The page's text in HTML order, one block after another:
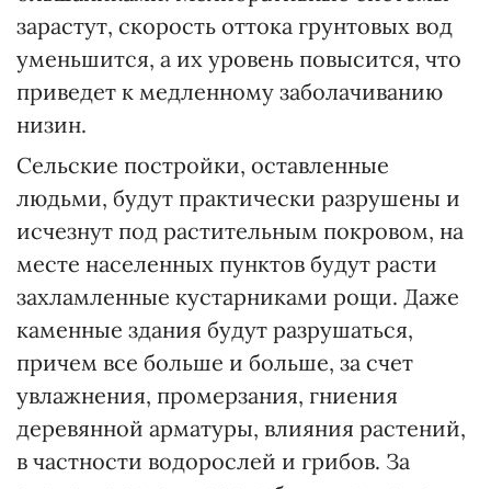
зарастут, скорость оттока грунтовых вод
уменьшится, а их уровень повысится, что
приведет к медленному заболачиванию
низин.
Сельские постройки, оставленные
людьми, будут практически разрушены и
исчезнут под растительным покровом, на
месте населенных пунктов будут расти
захламленные кустарниками рощи. Даже
каменные здания будут разрушаться,
причем все больше и больше, за счет
увлажнения, промерзания, гниения
деревянной арматуры, влияния растений,
в частности водорослей и грибов. За